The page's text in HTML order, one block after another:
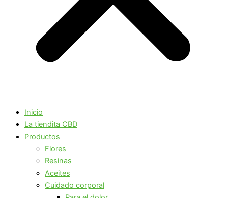
Inicio
La tiendita CBD
Productos
Flores
Resinas
Aceites
Cuidado corporal